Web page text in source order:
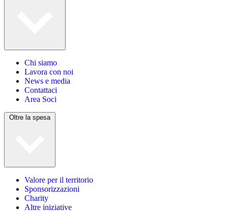
Chi siamo
Lavora con noi
News e media
Contattaci
Area Soci
Oltre la spesa
Valore per il territorio
Sponsorizzazioni
Charity
Altre iniziative